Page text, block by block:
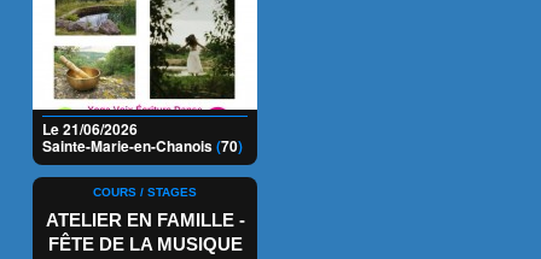
Le 21/06/2026
Sainte-Marie-en-Chanois(70)
COURS / STAGES
ATELIER EN FAMILLE -
FÊTE DE LA MUSIQUE